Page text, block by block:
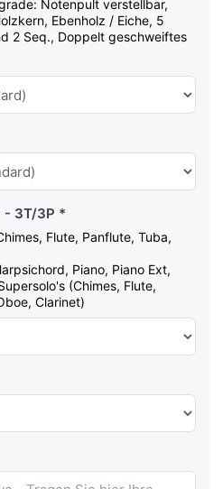
Notenpult verstellbar,
Ebenholz / Eiche, 5
2 Seq., Doppelt geschweiftes
- 3T/3P
Flute, Panflute, Tuba,
Piano, Piano Ext,
(Chimes, Flute,
Clarinet)